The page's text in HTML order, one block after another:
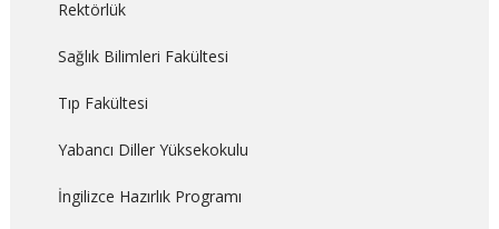
Rektörlük
Sağlık Bilimleri Fakültesi
Tıp Fakültesi
Yabancı Diller Yüksekokulu
İngilizce Hazırlık Programı